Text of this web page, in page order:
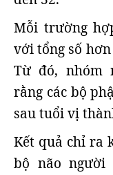
Mỗi trường
với tổng số
Từ đó, nhóm
rằng các bộ
sau tuổi vị
Kết quả chỉ ra
bộ não